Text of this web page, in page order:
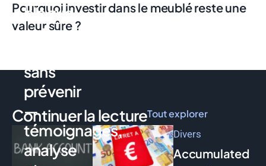
Pourquoi investir dans le meublé reste une
valeur sûre ?
Continuer la lectureTout explorer
bloque
votre
sans
prévenir
—
témoignages,
analyse
Divers
Accumulated